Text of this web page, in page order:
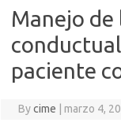
Manejo de
paciente
Bycime marzo 4,